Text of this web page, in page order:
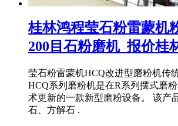
桂林鸿程莹石粉雷蒙机
200目石粉磨机_报价桂
莹石粉雷蒙机HCQ改进型磨粉机传
HCQ系列磨粉机是在R系列摆式磨
术更新的一款新型磨粉设备。 该产
石、方解石 .